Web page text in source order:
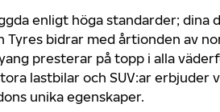
enligt höga standarder; dina
Tyres bidrar med årtionden av
presterar på topp i alla
lastbilar och SUV:ar erbjuder
unika egenskaper.